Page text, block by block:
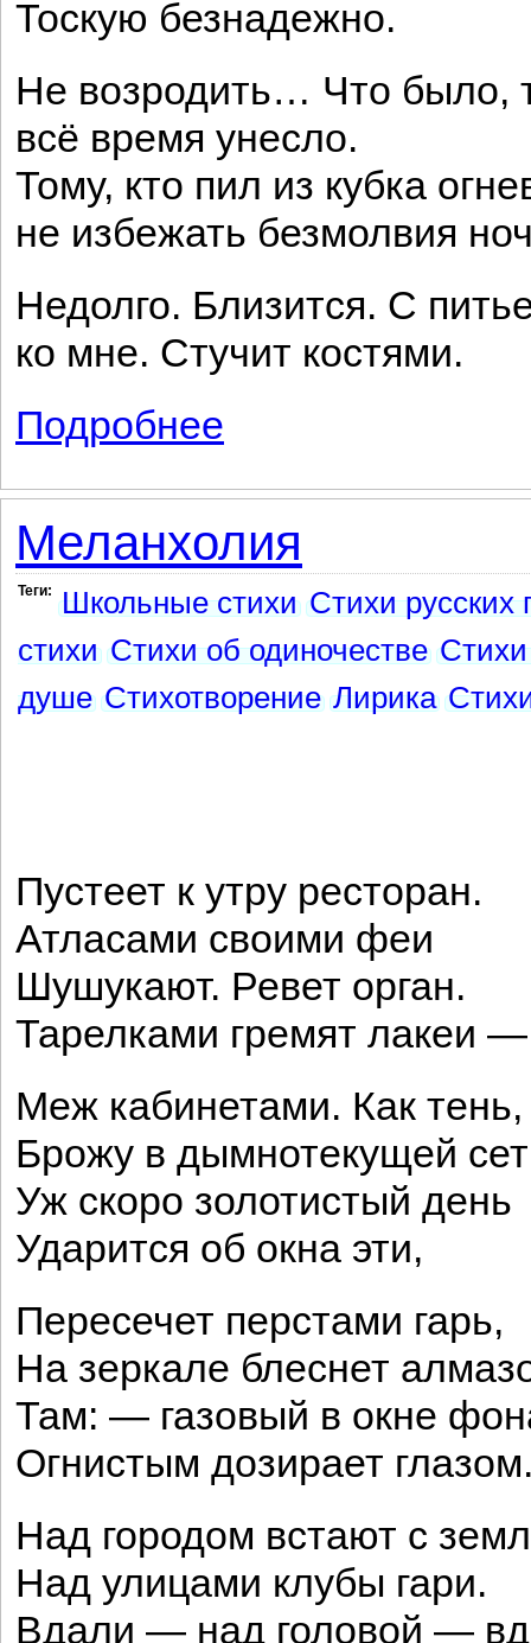
Тоскую безнадежно.
Не возродить… Что
всё время унесло.
Тому, кто пил из кубка
не избежать безмолвия
Недолго. Близится. С
ко мне. Стучит костями.
Подробнее
Меланхолия
Теги: Школьные стихи Стихи русских
стихи Стихи об одиночестве
душе Стихотворение Лирика
Пустеет к утру ресторан.
Атласами своими феи
Шушукают. Ревет орган.
Тарелками гремят лакеи —
Меж кабинетами. Как тень,
Брожу в дымнотекущей
Уж скоро золотистый день
Ударится об окна эти,
Пересечет перстами гарь,
На зеркале блеснет
Там: — газовый в окне
Огнистым дозирает
Над городом встают с
Над улицами клубы гари.
Вдали — над головой —